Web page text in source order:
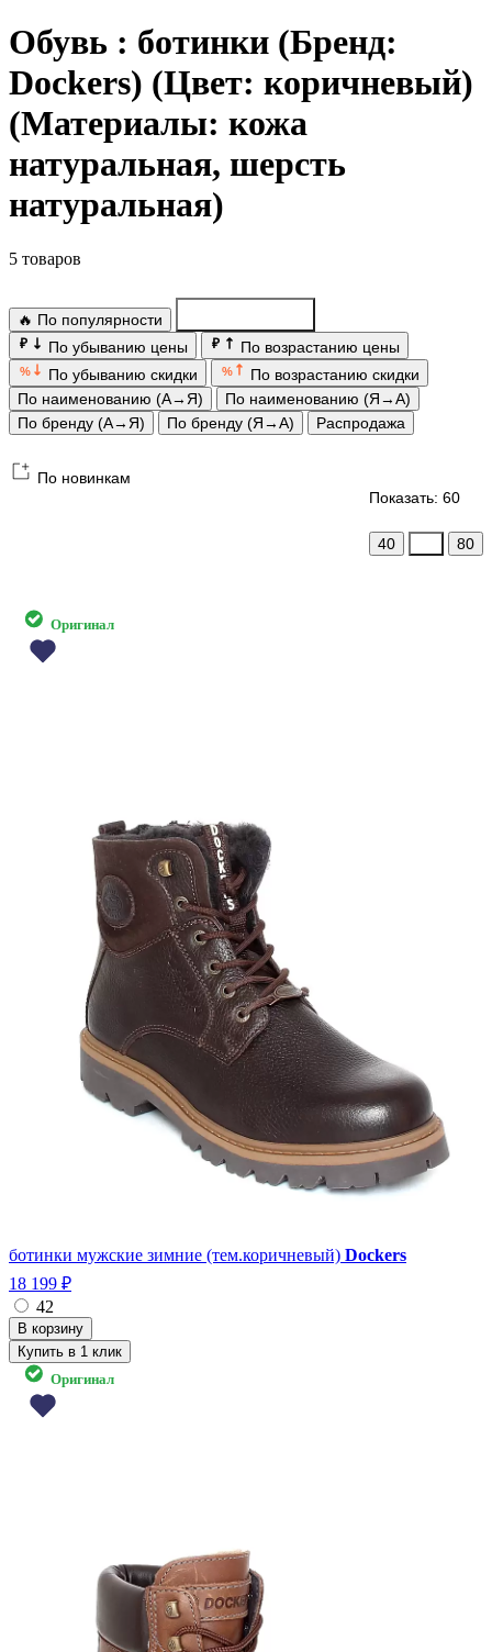
Обувь : ботинки (Бренд:
Dockers) (Цвет: коричневый)
(Материалы: кожа
натуральная, шерсть
натуральная)
5 товаров
🔥 По популярности
₽ По убыванию цены ₽ По возрастанию цены
% По убыванию скидки %
По возрастанию скидки
По наименованию (А→Я)
По наименованию (Я→А)
По бренду (А→Я)
По бренду (Я→А) Распродажа
По новинкам
Показать: 60
40 80
Оригинал
ботинки мужские зимние (тем.коричневый) Dockers
18 199 ₽
42
Купить в 1 клик
Оригинал